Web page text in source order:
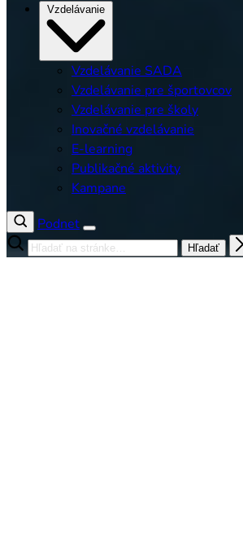
Vzdelávanie
Vzdelávanie SADA
Vzdelávanie pre športovcov
Vzdelávanie pre školy
Inovačné vzdelávanie
E-learning
Publikačné aktivity
Kampane
Podnet
Hľadať